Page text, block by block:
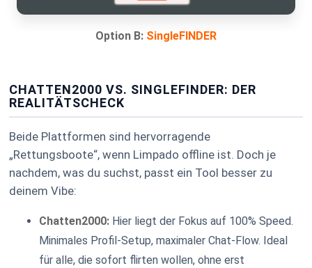
Option B: SingleFINDER
CHATTEN2000 VS. SINGLEFINDER: DER
REALITÄTSCHECK
Beide Plattformen sind hervorragende
„Rettungsboote“, wenn Limpado offline ist. Doch je
nachdem, was du suchst, passt ein Tool besser zu
deinem Vibe:
Chatten2000: Hier liegt der Fokus auf 100% Speed.
Minimales Profil-Setup, maximaler Chat-Flow. Ideal
für alle, die sofort flirten wollen, ohne erst